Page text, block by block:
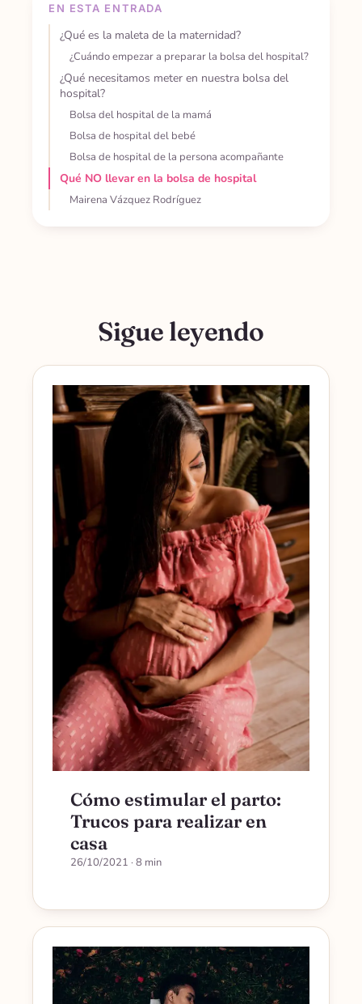
EN ESTA ENTRADA
¿Qué es la maleta de la maternidad?
¿Cuándo empezar a preparar la bolsa del hospital?
¿Qué necesitamos meter en nuestra bolsa del
hospital?
Bolsa del hospital de la mamá
Bolsa de hospital del bebé
Bolsa de hospital de la persona acompañante
Qué NO llevar en la bolsa de hospital
Mairena Vázquez Rodríguez
Sigue leyendo
Cómo estimular el parto:
Trucos para realizar en
casa
26/10/2021 · 8 min